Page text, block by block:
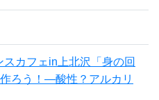
カフェin上北沢「身の回
ろう！―酸性？アルカリ